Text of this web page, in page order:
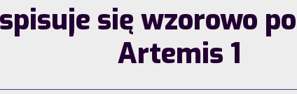
się wzorowo
Artemis 1